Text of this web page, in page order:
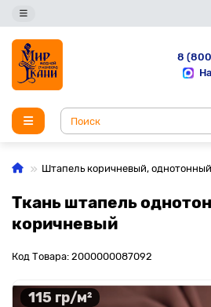
8
Штапель коричневый, однотонный
Ткань штапель
коричневый
Код Товара: 2000000087092
115 гр/м²